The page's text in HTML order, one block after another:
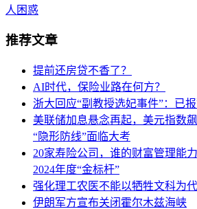
人困惑
推荐文章
提前还房贷不香了？
AI时代，保险业路在何方？
浙大回应“副教授选妃事件”：已
美联储加息悬念再起，美元指数
“隐形防线”面临大考
20家寿险公司，谁的财富管理能
2024年度“金标杆”
强化理工农医不能以牺牲文科为
伊朗军方宣布关闭霍尔木兹海峡